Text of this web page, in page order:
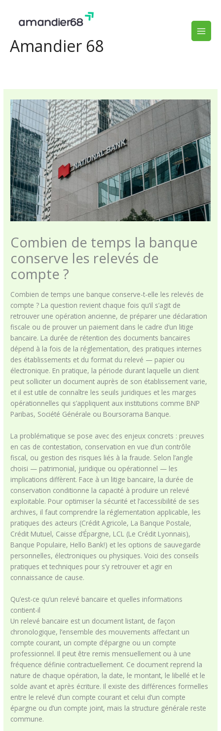
contenu
Amandier 68
Combien de temps la banque
conserve les relevés de
compte ?
Combien de temps une banque conserve-t-elle les relevés de
compte ? La question revient chaque fois qu’il s’agit de
retrouver une opération ancienne, de préparer une déclaration
fiscale ou de prouver un paiement dans le cadre d’un litige
bancaire. La durée de rétention des documents bancaires
dépend à la fois de la réglementation, des pratiques internes
des établissements et du format du relevé — papier ou
électronique. En pratique, la période durant laquelle un client
peut solliciter un document auprès de son établissement varie,
et il est utile de connaître les seuils juridiques et les marges
opérationnelles qui s’appliquent aux institutions comme BNP
Paribas, Société Générale ou Boursorama Banque.
La problématique se pose avec des enjeux concrets : preuves
en cas de contestation, conservation en vue d’un contrôle
fiscal, ou gestion des risques liés à la fraude. Selon l’angle
choisi — patrimonial, juridique ou opérationnel — les
implications diffèrent. Face à un litige bancaire, la durée de
conservation conditionne la capacité à produire un relevé
exploitable. Pour optimiser la sécurité et l’accessibilité de ses
archives, il faut comprendre la réglementation applicable, les
pratiques des acteurs (Crédit Agricole, La Banque Postale,
Crédit Mutuel, Caisse d’Épargne, LCL (Le Crédit Lyonnais),
Banque Populaire, Hello Bank!) et les options de sauvegarde
personnelles, électroniques ou physiques. Voici des conseils
pratiques et techniques pour s’y retrouver et agir en
connaissance de cause.
Qu’est-ce qu’un relevé bancaire et quelles informations
contient-il
Un relevé bancaire est un document listant, de façon
chronologique, l’ensemble des mouvements affectant un
compte courant, un compte d’épargne ou un compte
professionnel. Il peut être remis mensuellement ou à une
fréquence définie contractuellement. Ce document reprend la
nature de chaque opération, la date, le montant, le libellé et le
solde avant et après écriture. Il existe des différences formelles
entre le relevé d’un compte courant et celui d’un compte
épargne ou d’un compte joint, mais la structure générale reste
commune.